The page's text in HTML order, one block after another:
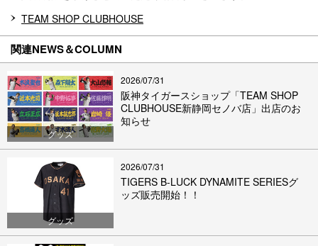
TEAM SHOP CLUBHOUSE
関連NEWS＆COLUMN
グッズ
2026/07/31
阪神タイガースショップ「TEAM SHOP
CLUBHOUSE新静岡セノバ店」出店のお
知らせ
グッズ
2026/07/31
TIGERS B-LUCK DYNAMITE SERIESグ
ッズ販売開始！！